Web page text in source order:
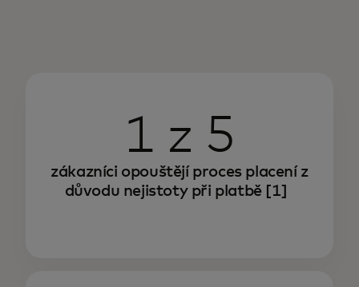
1 z 5
zákazníci opouštějí proces placení z
důvodu nejistoty při platbě [1]